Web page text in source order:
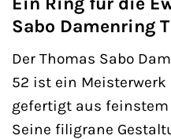
Sabo Damenring
Der Thomas Sabo
52 ist ein
gefertigt aus
Seine filigrane